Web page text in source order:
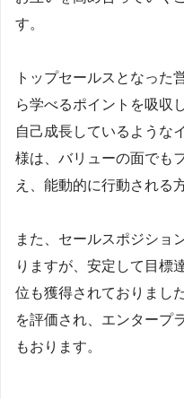
す。
トップセールスとなった
ら学べるポイントを吸収
自己成長しているような
様は、バリューの面でも
え、能動的に行動される
また、セールスポジショ
りますが、安定して目標
位も獲得されておりまし
を評価され、エンタープ
もおります。